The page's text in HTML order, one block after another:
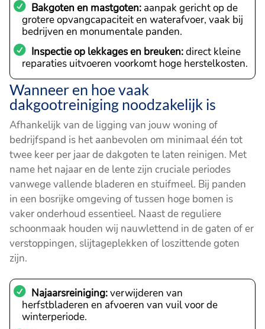
Bakgoten en mastgoten: aanpak gericht op de
grotere opvangcapaciteit en waterafvoer, vaak bij
bedrijven en monumentale panden.
Inspectie op lekkages en breuken:direct kleine
reparaties uitvoeren voorkomt hoge herstelkosten.
Wanneer en hoe vaak
dakgootreiniging noodzakelijk is
Afhankelijk van de ligging van jouw woning of
bedrijfspand is het aanbevolen om minimaal één tot
twee keer per jaar de dakgoten te laten reinigen. Met
name het najaar en de lente zijn cruciale periodes
vanwege vallende bladeren en stuifmeel. Bij panden
in een bosrijke omgeving of tussen hoge bomen is
vaker onderhoud essentieel. Naast de reguliere
schoonmaak houden wij nauwlettend in de gaten of er
verstoppingen, slijtageplekken of loszittende goten
zijn.
Najaarsreiniging:verwijderen van
herfstbladeren en afvoeren van vuil voor de
winterperiode.